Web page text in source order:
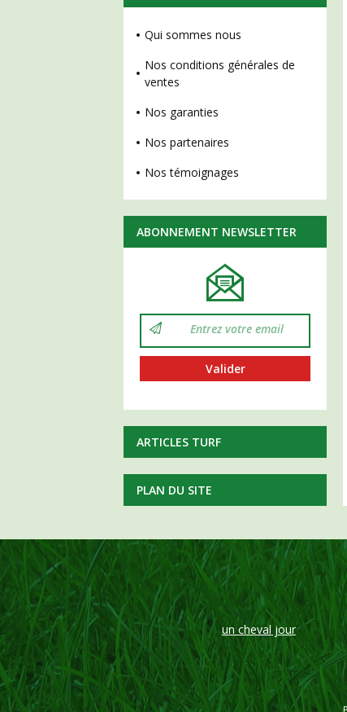
Qui sommes nous
Nos conditions générales de
ventes
Nos garanties
Nos partenaires
Nos témoignages
ABONNEMENT NEWSLETTER
ARTICLES TURF
PLAN DU SITE
un cheval jour